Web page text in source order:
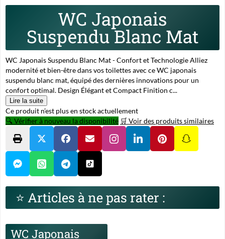
WC Japonais
Suspendu Blanc Mat
WC Japonais Suspendu Blanc Mat - Confort et Technologie Alliez
modernité et bien-être dans vos toilettes avec ce WC japonais
suspendu blanc mat, équipé des dernières innovations pour un
confort optimal. Design Élégant et Compact Finition c...
Lire la suite
Ce produit n’est plus en stock actuellement
🔍 Vérifier à nouveau la disponibilité 🛒 Voir des produits similaires
⭐ Articles à ne pas rater :
WC Japonais